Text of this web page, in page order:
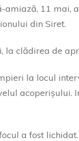
11 mai,
din Siret.
la clădirea de
la locul
acoperișului.
a fost lichidat.